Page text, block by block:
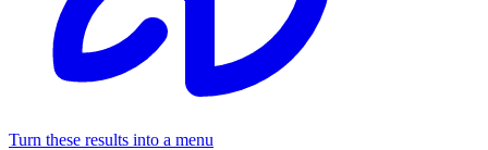
Turn these results into a menu